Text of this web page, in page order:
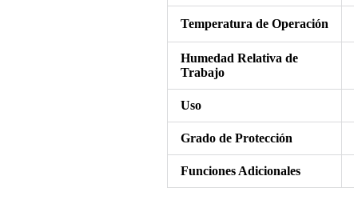
Temperatura de Operación
Humedad Relativa de
Trabajo
Uso
Grado de Protección
Funciones Adicionales